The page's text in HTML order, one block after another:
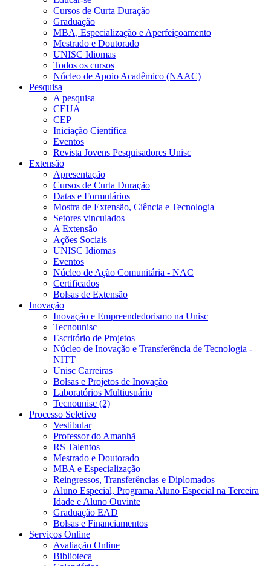
Cursos de Curta Duração
Graduação
MBA, Especialização e Aperfeiçoamento
Mestrado e Doutorado
UNISC Idiomas
Todos os cursos
Núcleo de Apoio Acadêmico (NAAC)
Pesquisa
A pesquisa
CEUA
CEP
Iniciação Científica
Eventos
Revista Jovens Pesquisadores Unisc
Extensão
Apresentação
Cursos de Curta Duração
Datas e Formulários
Mostra de Extensão, Ciência e Tecnologia
Setores vinculados
A Extensão
Ações Sociais
UNISC Idiomas
Eventos
Núcleo de Ação Comunitária - NAC
Certificados
Bolsas de Extensão
Inovação
Inovação e Empreendedorismo na Unisc
Tecnounisc
Escritório de Projetos
Núcleo de Inovação e Transferência de Tecnologia -
NITT
Unisc Carreiras
Bolsas e Projetos de Inovação
Laboratórios Multiusuário
Tecnounisc (2)
Processo Seletivo
Vestibular
Professor do Amanhã
RS Talentos
Mestrado e Doutorado
MBA e Especialização
Reingressos, Transferências e Diplomados
Aluno Especial, Programa Aluno Especial na Terceira
Idade e Aluno Ouvinte
Graduação EAD
Bolsas e Financiamentos
Serviços Online
Avaliação Online
Biblioteca